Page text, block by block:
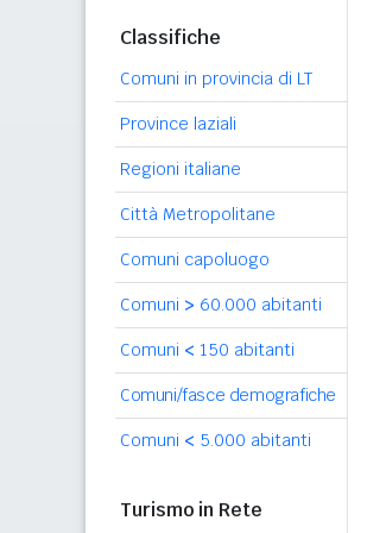
Classifiche
Comuni in provincia di LT
Province laziali
Regioni italiane
Città Metropolitane
Comuni capoluogo
Comuni > 60.000 abitanti
Comuni < 150 abitanti
Comuni/fasce demografiche
Comuni < 5.000 abitanti
Turismo in Rete